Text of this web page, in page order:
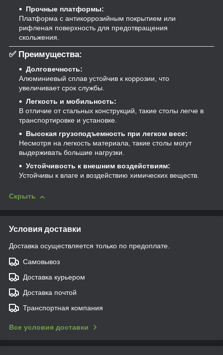
Прочные платформы:
Платформа с антикоррозийным покрытием или
рифленая поверхность для предотвращения
скольжения.
✅ Преимущества:
Долговечность:
Алюминиевый сплав устойчив к коррозии, что
увеличивает срок службы.
Легкость и мобильность:
В отличие от стальных конструкций, такие столы легче в
транспортировке и установке.
Высокая грузоподъемность при легком весе:
Несмотря на легкость материала, такие столы могут
выдерживать большие нагрузки.
Устойчивость к внешним воздействиям:
Устойчивы к влаге и воздействию химических веществ.
Скрыть
Условия доставки
Доставка осуществляется только по предоплате.
Самовывоз
Доставка курьером
Доставка почтой
Транспортная компания
Все условия доставки